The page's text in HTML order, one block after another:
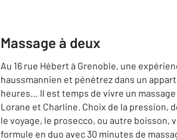
Massage à deux
Au 16 rue Hébert à Grenoble, une
haussmannien et pénétrez dans un
heures… Il est temps de vivre un
Lorane et Charline. Choix de la pression,
le voyage, le prosecco, ou autre boisson,
formule en duo avec 30 minutes de